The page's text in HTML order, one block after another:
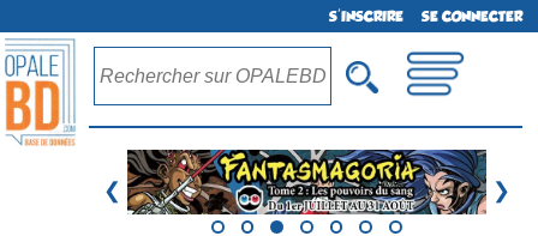
S'INSCRIRE SE CONNECTER
❮ ❯